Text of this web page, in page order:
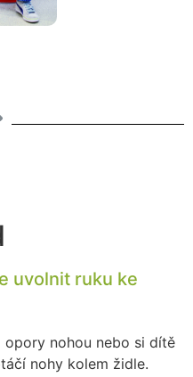
uvolnit ruku ke
opory nohou nebo si dítě
nohy kolem židle.